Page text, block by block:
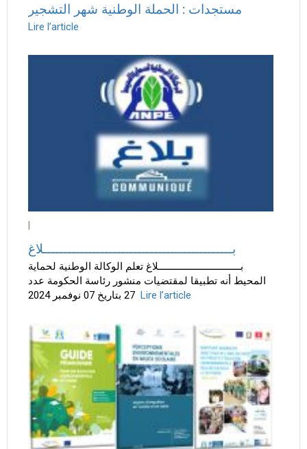
مستجدات : الحملة الوطنية شهر التشجير
Lire l’article
بــــــــــــــــــــــــــــــــــــــــــــــلاغ
بــــــــــــــــــــــــــــــلاغ تعلم الوكالة الوطنية لحماية
المحيط أنه تطبيقا لمقتضيات منشور رئاسة الحكومة عدد
Lire l’article